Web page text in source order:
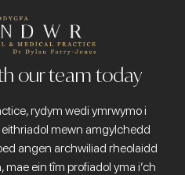
our team today
rydym wedi ymrwymo i
mewn amgylchedd
angen archwiliad rheolaidd
ein tîm profiadol yma i’ch